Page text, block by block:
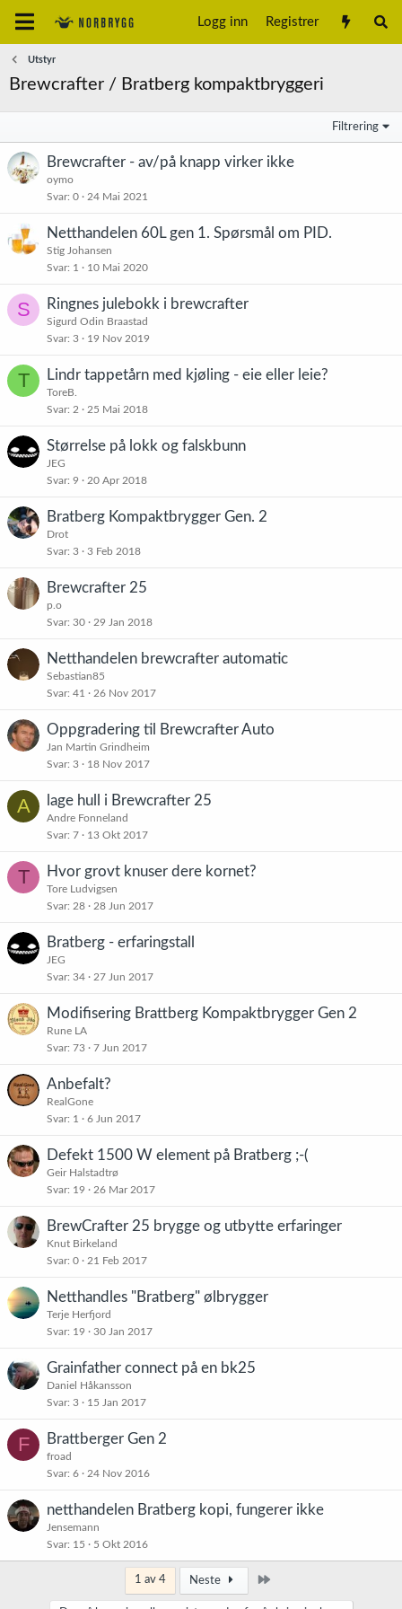
Logg inn Registrer
Utstyr
Brewcrafter / Bratberg kompaktbryggeri
Filtrering
Brewcrafter - av/på knapp virker ikke
oymo
Svar 0 24 Mai 2021
Netthandelen 60L gen 1. Spørsmål om PID.
Stig Johansen
Svar 1 10 Mai 2020
S Ringnes julebokk i brewcrafter
Sigurd Odin Braastad
Svar 3 19 Nov 2019
T Lindr tappetårn med kjøling - eie eller leie?
ToreB.
Svar 2 25 Mai 2018
Størrelse på lokk og falskbunn
JEG
Svar 9 20 Apr 2018
Bratberg Kompaktbrygger Gen. 2
Drot
Svar 3 3 Feb 2018
Brewcrafter 25
p.o
Svar 30 29 Jan 2018
Netthandelen brewcrafter automatic
Sebastian85
Svar 41 26 Nov 2017
Oppgradering til Brewcrafter Auto
Jan Martin Grindheim
Svar 3 18 Nov 2017
A lage hull i Brewcrafter 25
Andre Fonneland
Svar 7 13 Okt 2017
T Hvor grovt knuser dere kornet?
Tore Ludvigsen
Svar 28 28 Jun 2017
Bratberg - erfaringstall
JEG
Svar 34 27 Jun 2017
Modifisering Brattberg Kompaktbrygger Gen 2
Rune LA
Svar 73 7 Jun 2017
Anbefalt?
RealGone
Svar 1 6 Jun 2017
Defekt 1500 W element på Bratberg ;-(
Geir Halstadtrø
Svar 19 26 Mar 2017
BrewCrafter 25 brygge og utbytte erfaringer
Knut Birkeland
Svar 0 21 Feb 2017
Netthandles "Bratberg" ølbrygger
Terje Herfjord
Svar 19 30 Jan 2017
Grainfather connect på en bk25
Daniel Håkansson
Svar 3 15 Jan 2017
F Brattberger Gen 2
froad
Svar 6 24 Nov 2016
netthandelen Bratberg kopi, fungerer ikke
Jensemann
Svar 15 5 Okt 2016
1 av 4 Neste